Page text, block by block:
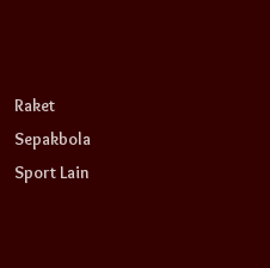
Raket
Sepakbola
Sport Lain